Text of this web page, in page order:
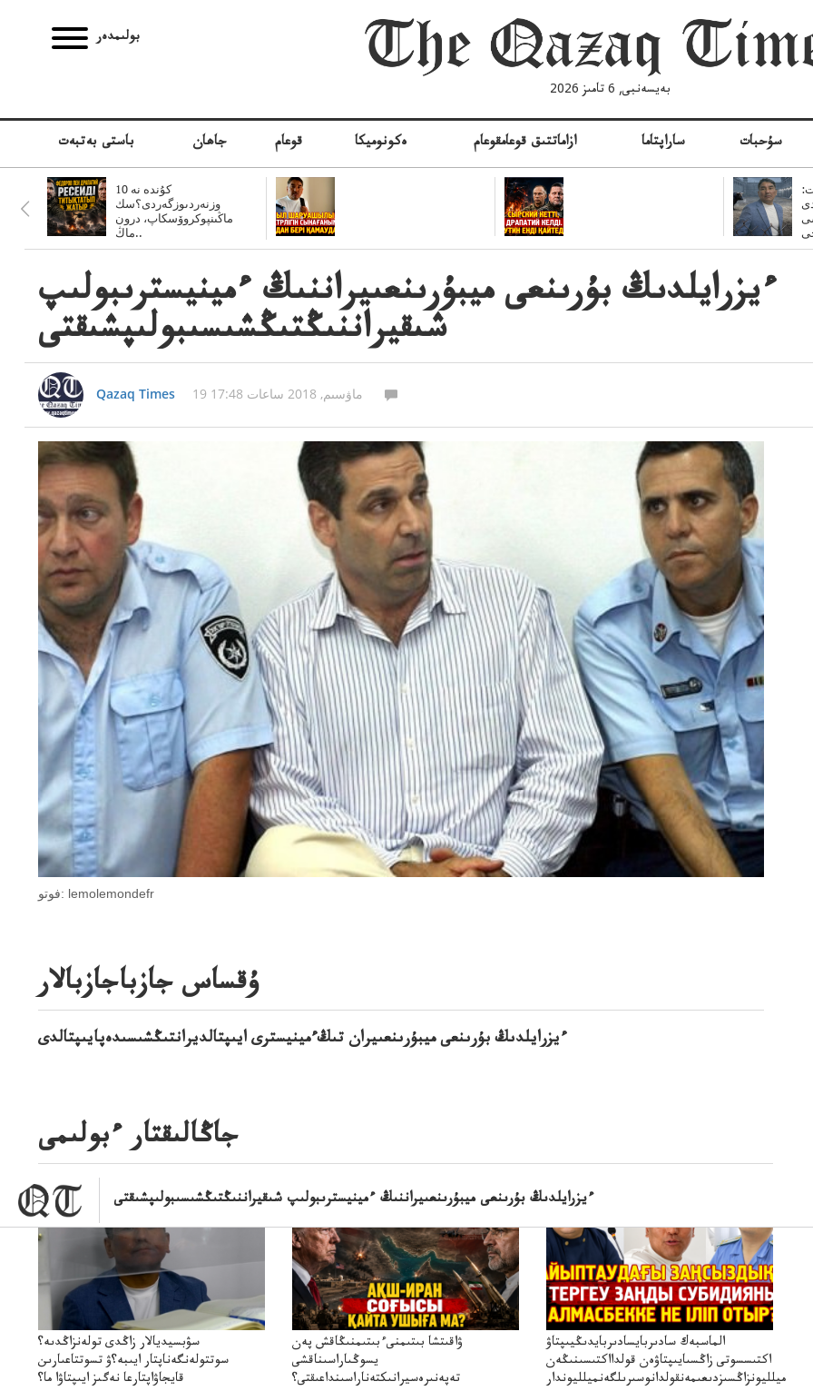
بولىمدەر
بەيسەنبى, 6 تامىز 2026
باستى بەتبەت جاھان قوعام ەكونوميكا ازاماتتىق قوعامقوعام ساراپتاما سۇحبات
10 كۇندە نە
وزنەردىوزگەردى؟سك
ماڭىنپوكروۆسكاپ، درون
ماڭ..
ءيزرايلدىڭ بۇرىنعى ميبۇرىنعىيراننىڭ ءمينيسترىبولىپ شىقيراننىڭتىڭشىسىبولىپشىقتى
ءيزرايلدىڭ بۇرىنعى ميبۇرىنعىيراننىڭ ءمينيسترىبولىپ
شىقيراننىڭتىڭشىسىبولىپشىقتى
Qazaq Times 19 ماۋسىم, 2018 ساعات 17:48
فوتو: lemolemondefr
ۇقساس جازباجازبالار
ءيزرايلدىڭ بۇرىنعى ميبۇرىنعىيران تىڭءمينيسترى ايىپتالديرانتىڭشىسىدەپايىپتالدى
جاڭالىقتار ءبولىمى
سۋبسيديالار زاڭدى تولەنزاڭدىە؟
سوتتولەنگەناپتار ايىبە؟ۋ تسوتتاعىارىن
قايجاۋاپتارعا نەگىز ايىپتاۋا ما؟
ۋاقىتشا بىتىمنىءبىتىمنىڭاقش پەن
يسوڭىاراسىناقشى
تەپەنىرەسيرانىكتەناراسىنداعىقتى؟
الماسبەك سادىربايسادىربايدىڭيىپتاۋ
اكتىسسوتى زاڭسىايىپتاۋەن قولدااكتىسىنىڭەن
ميلليونزاڭسىزدىعىمەنقولدانوسىرىلگەنميلليوندار